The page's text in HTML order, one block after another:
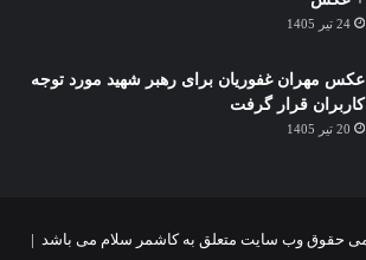
24 تیر 1405
عکس مهران غفوریان برای رهبر شهید مورد توجه
کاربران قرار گرفت
20 تیر 1405